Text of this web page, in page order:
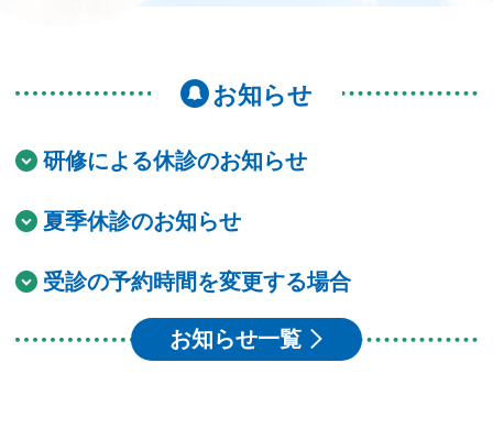
お知らせ
研修による休診のお知らせ
夏季休診のお知らせ
受診の予約時間を変更する場合
お知らせ一覧